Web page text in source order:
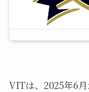
VITは、2025年6